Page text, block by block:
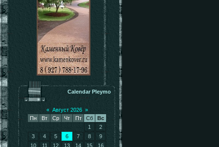
Calendar Pleymo
« Август 2026 »
Пн
Вт Ср Чт Пт Сб
Вс
1
2
3
4 5 6 7 8
9
10
11 12 13 14 15
16